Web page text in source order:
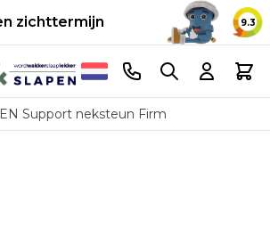
zichttermijn 9.3
Telefoonnummer
Search Cart
Support neksteun Firm